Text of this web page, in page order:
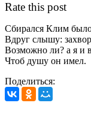
Rate this post
Сбирался Клим
Вдруг слышу:
Возможно ли? а я и
Чтоб душу он имел.
Поделиться: